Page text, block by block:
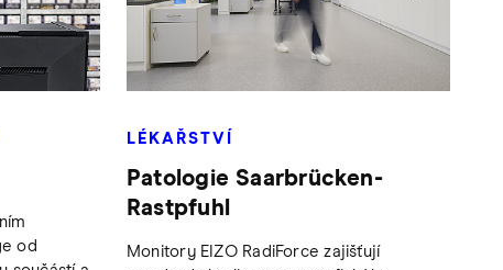
od
LÉKAŘSTVÍ
Patologie Saarbrücken-
Rastpfuhl
Monitory EIZO RadiForce zajišťují